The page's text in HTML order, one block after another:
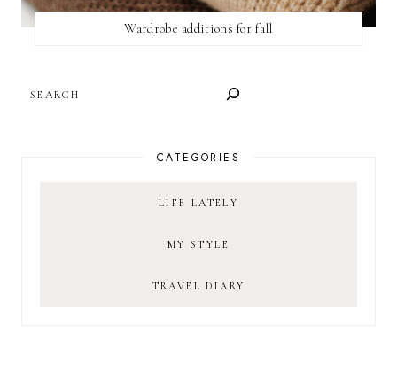
Wardrobe additions for fall
CATEGORIES
LIFE LATELY
MY STYLE
TRAVEL DIARY